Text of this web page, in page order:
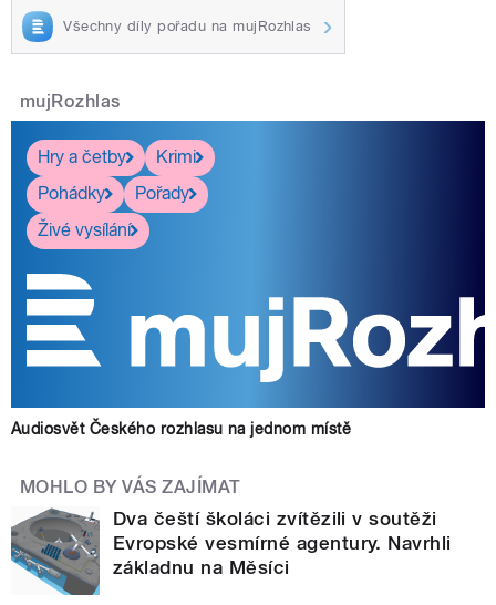
Všechny díly pořadu na mujRozhlas
mujRozhlas
Hry a četby
Krimi
Pohádky
Pořady
Živé vysílání
Audiosvět Českého rozhlasu na jednom místě
MOHLO BY VÁS ZAJÍMAT
Dva čeští školáci zvítězili v soutěži
Evropské vesmírné agentury. Navrhli
základnu na Měsíci